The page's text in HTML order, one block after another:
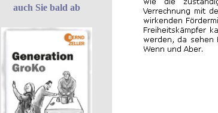
auch Sie bald ab